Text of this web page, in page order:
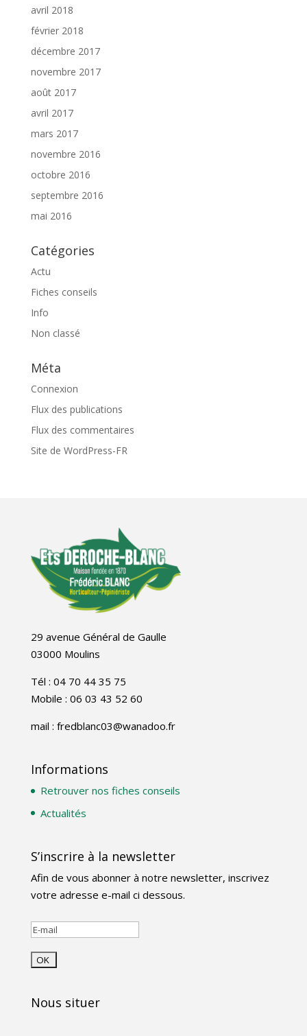
avril 2018
février 2018
décembre 2017
novembre 2017
août 2017
avril 2017
mars 2017
novembre 2016
octobre 2016
septembre 2016
mai 2016
Catégories
Actu
Fiches conseils
Info
Non classé
Méta
Connexion
Flux des publications
Flux des commentaires
Site de WordPress-FR
29 avenue Général de Gaulle
03000 Moulins
Tél : 04 70 44 35 75
Mobile : 06 03 43 52 60
mail : fredblanc03@wanadoo.fr
Informations
Retrouver nos fiches conseils
Actualités
S’inscrire à la newsletter
Afin de vous abonner à notre newsletter, inscrivez
votre adresse e-mail ci dessous.
Nous situer